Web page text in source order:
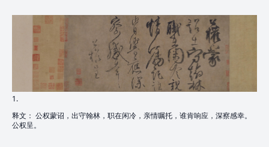
1.
释文： 公权蒙诏，出守翰林，职在闲冷，亲情嘱托，谁肯响应，深察感幸。
公权呈。